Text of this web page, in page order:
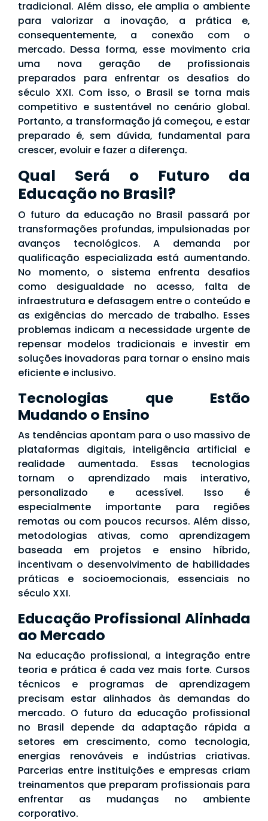
tradicional. Além disso, ele amplia o ambiente
para valorizar a inovação, a prática e,
consequentemente, a conexão com o
mercado. Dessa forma, esse movimento cria
uma nova geração de profissionais
preparados para enfrentar os desafios do
século XXI. Com isso, o Brasil se torna mais
competitivo e sustentável no cenário global.
Portanto, a transformação já começou, e estar
preparado é, sem dúvida, fundamental para
crescer, evoluir e fazer a diferença.
Qual Será o Futuro da
Educação no Brasil?
O futuro da educação no Brasil passará por
transformações profundas, impulsionadas por
avanços tecnológicos. A demanda por
qualificação especializada está aumentando.
No momento, o sistema enfrenta desafios
como desigualdade no acesso, falta de
infraestrutura e defasagem entre o conteúdo e
as exigências do mercado de trabalho. Esses
problemas indicam a necessidade urgente de
repensar modelos tradicionais e investir em
soluções inovadoras para tornar o ensino mais
eficiente e inclusivo.
Tecnologias que Estão
Mudando o Ensino
As tendências apontam para o uso massivo de
plataformas digitais, inteligência artificial e
realidade aumentada. Essas tecnologias
tornam o aprendizado mais interativo,
personalizado e acessível. Isso é
especialmente importante para regiões
remotas ou com poucos recursos. Além disso,
metodologias ativas, como aprendizagem
baseada em projetos e ensino híbrido,
incentivam o desenvolvimento de habilidades
práticas e socioemocionais, essenciais no
século XXI.
Educação Profissional Alinhada
ao Mercado
Na educação profissional, a integração entre
teoria e prática é cada vez mais forte. Cursos
técnicos e programas de aprendizagem
precisam estar alinhados às demandas do
mercado. O futuro da educação profissional
no Brasil depende da adaptação rápida a
setores em crescimento, como tecnologia,
energias renováveis e indústrias criativas.
Parcerias entre instituições e empresas criam
treinamentos que preparam profissionais para
enfrentar as mudanças no ambiente
corporativo.